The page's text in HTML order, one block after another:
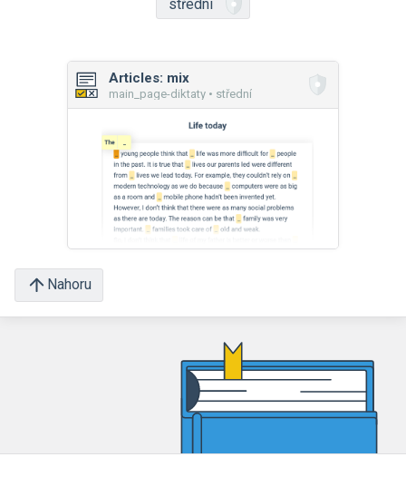
střední
Articles: mix
main_page-diktaty • střední
Nahoru